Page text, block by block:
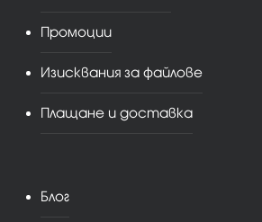
Промоции
Изисквания за файлове
Плащане и доставка
Блог